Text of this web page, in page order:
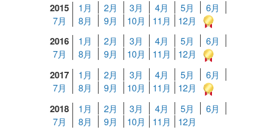
2015 1月 2月 3月 4月 5月
6月
7月
8月 9月 10月 11月 12月
2016 1月 2月 3月 4月 5月
6月
7月
8月 9月 10月 11月 12月
2017 1月 2月 3月 4月 5月
6月
7月
8月 9月 10月 11月 12月
2018 1月 2月 3月 4月 5月
6月
7月
8月 9月 10月 11月 12月